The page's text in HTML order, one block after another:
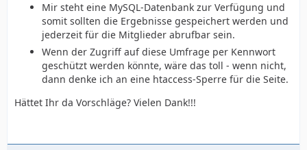
Mir steht eine MySQL-Datenbank zur Verfügung und
somit sollten die Ergebnisse gespeichert werden und
jederzeit für die Mitglieder abrufbar sein.
Wenn der Zugriff auf diese Umfrage per Kennwort
geschützt werden könnte, wäre das toll - wenn nicht,
dann denke ich an eine htaccess-Sperre für die Seite.
Hättet Ihr da Vorschläge? Vielen Dank!!!